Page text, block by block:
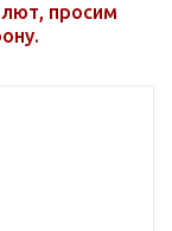
просим